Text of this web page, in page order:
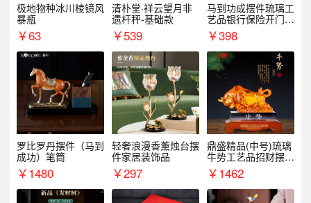
极地物种冰川棱镜风
暴瓶
￥63
清朴堂·祥云望月非
遗杆秤-基础款
￥539
马到功成摆件琉璃工
艺品银行保险开门红
周年庆典伴手礼表彰
礼品
￥398
罗比罗丹摆件（马到
成功）笔筒
￥1480
轻奢浪漫香薰烛台摆
件家居装饰品
￥297
鼎盛精品(中号)琉璃
牛势工艺品招财摆件
银行企业商务上市礼
品
￥1462